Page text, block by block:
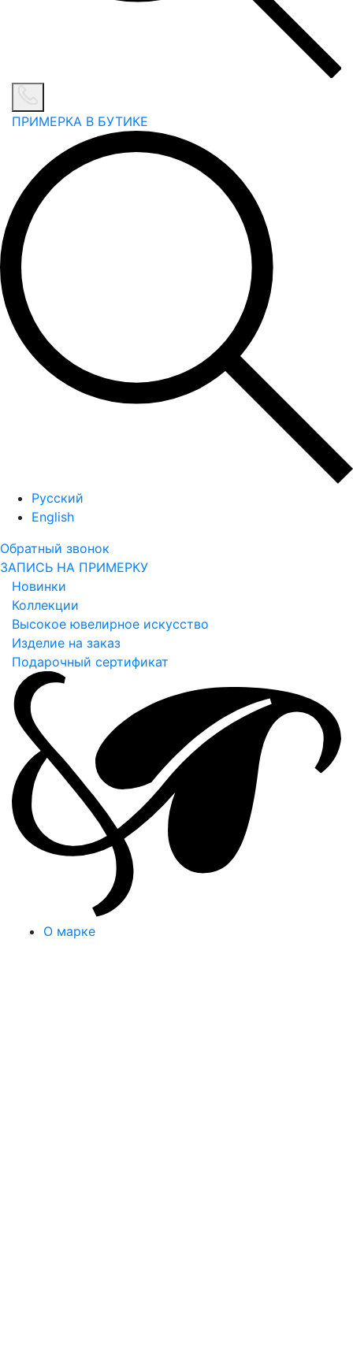
ПРИМЕРКА В БУТИКЕ
Русский
English
Обратный звонок
ЗАПИСЬ НА ПРИМЕРКУ
Новинки
Коллекции
Высокое ювелирное искусство
Изделие на заказ
Подарочный сертификат
О марке